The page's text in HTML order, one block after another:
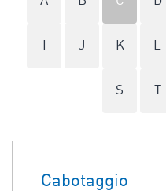
J K L
S
Cabotaggio